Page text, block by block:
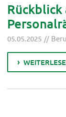
05.05.2025